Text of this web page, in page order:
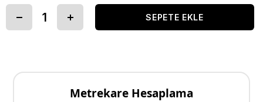
Metrekare Hesaplama